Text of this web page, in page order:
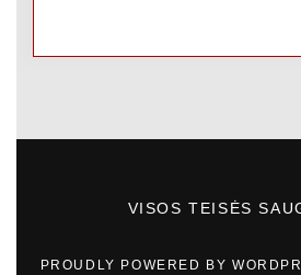
VISOS TEISĖS
PROUDLY POWERED BY